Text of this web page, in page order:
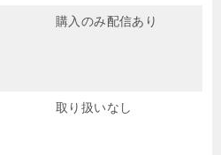
購入のみ配信あり
取り扱いなし